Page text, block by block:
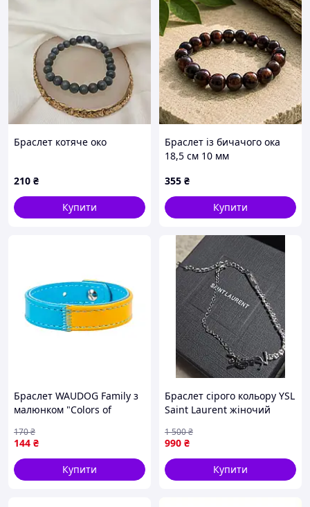
Браслет котяче око
210 ₴
Купити
Браслет із бичачого ока
18,5 см 10 мм
355 ₴
Купити
Браслет WAUDOG Family з
малюнком "Colors of
(ширина 15 мм, довжина
21-23 см) (16993318)
144 ₴
170₴
Купити
Браслет сірого кольору YSL
Saint Laurent жіночий
саінт лаурент
990 ₴
1 500₴
Купити